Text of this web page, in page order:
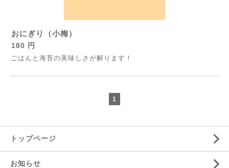
おにぎり（小梅）
180 円
ごはんと海苔の美味しさが解ります！
1
トップページ
お知らせ